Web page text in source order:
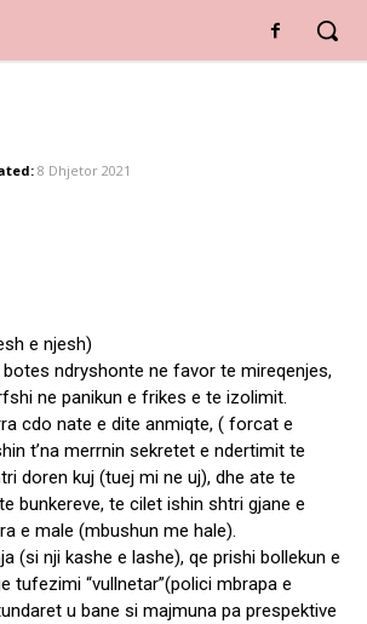
8 Dhjetor 2021
e njesh)
ndryshonte ne favor te mireqenjes,
ne panikun e frikes e te izolimit.
cdo nate e dite anmiqte, ( forcat e
t’na merrnin sekretet e ndertimit te
doren kuj (tuej mi ne uj), dhe ate te
bunkereve, te cilet ishin shtri gjane e
e male (mbushun me hale).
(si nji kashe e lashe), qe prishi bollekun e
tufezimi “vullnetar”(polici mbrapa e
u bane si majmuna pa prespektive